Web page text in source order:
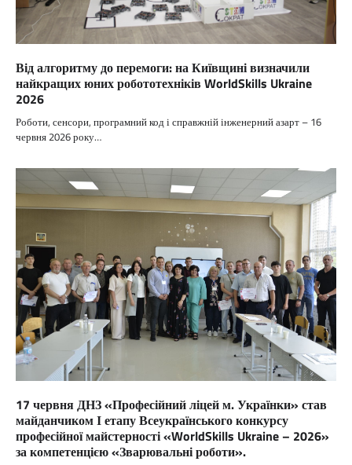
Від алгоритму до перемоги: на Київщині визначили
найкращих юних робототехніків WorldSkills Ukraine
2026
Роботи, сенсори, програмний код і справжній інженерний азарт – 16
червня 2026 року…
17 червня ДНЗ «Професійний ліцей м. Українки» став
майданчиком І етапу Всеукраїнського конкурсу
професійної майстерності «WorldSkills Ukraine – 2026»
за компетенцією «Зварювальні роботи».